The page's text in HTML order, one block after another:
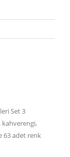
Set 3
kahverengi,
63 adet renk